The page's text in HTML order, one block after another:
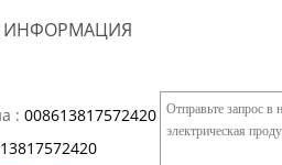
ИНФОРМАЦИЯ
: 008613817572420